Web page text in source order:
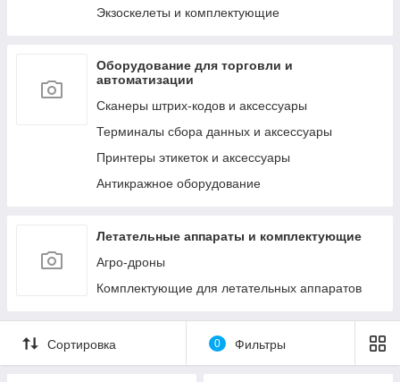
Пляжные надувные матрасы и шезлонги
Обучение плаванию (нарукавники, жилеты и
т.д.)
Надувные игрушки для плавания/катания
электрические и ножные)
Экзоскелеты и комплектующие
Оборудование для торговли и
автоматизации
Сканеры штрих-кодов и аксессуары
Терминалы сбора данных и аксессуары
Принтеры этикеток и аксессуары
Антикражное оборудование
Летательные аппараты и комплектующие
Агро-дроны
Комплектующие для летательных аппаратов
Сортировка 0 Фильтры